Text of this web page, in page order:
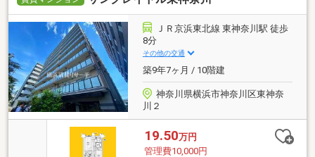
ＪＲ京浜東北線 東神奈川駅 徒歩
8分
その他の交通
築9年7ヶ月 / 10階建
神奈川県横浜市神奈川区東神奈
川２
19.50万円
管理費10,000円